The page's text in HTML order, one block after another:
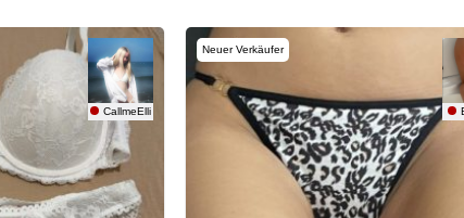
CallmeElli
Neuer Verkäufer